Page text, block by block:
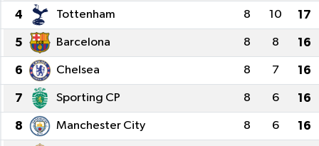
4 Tottenham 8 10 17
5 Barcelona 8 8 16
6 Chelsea 8 7 16
7 Sporting CP 8 6 16
8 Manchester City 8 6 16
Son Dakika Haberleri
Haber Arşivi